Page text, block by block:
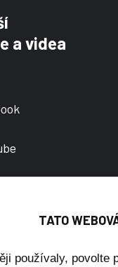
a videa
TATO
používaly,